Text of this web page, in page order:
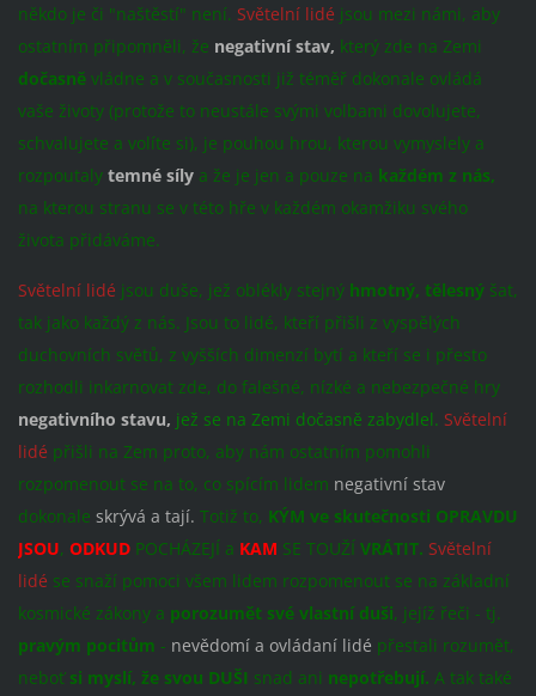
někdo je či "naštěstí" není. Světelní lidé jsou mezi námi, aby
ostatním připomněli, že negativní stav, který zde na Zemi
dočasněvládne a v současnosti již téměř dokonale ovládá
vaše životy (protože to neustále svými volbami dovolujete,
schvalujete a volíte si), je pouhou hrou, kterou vymyslely a
rozpoutaly temné sílya že je jen a pouze na každém z nás,
na kterou stranu se v této hře v každém okamžiku svého
života přidáváme.
Světelní lidé jsou duše, jež oblékly stejný hmotný, tělesnýšat,
tak jako každý z nás. Jsou to lidé, kteří přišli z vyspělých
duchovních světů, z vyšších dimenzí bytí a kteří se i přesto
rozhodli inkarnovat zde, do falešné, nízké a nebezpečné hry
negativního stavu, jež se na Zemi dočasně zabydlel. Světelní
lidé přišli na Zem proto, aby nám ostatním pomohli
rozpomenout se na to, co spícím lidem negativní stav
dokonale skrývá a tají. Totiž to, KÝM ve skutečnosti OPRAVDU
JSOU, ODKUDPOCHÁZEJÍ a KAM SE TOUŽÍVRÁTIT. Světelní
lidé se snaží pomoci všem lidem rozpomenout se na základní
kosmické zákony a porozumět své vlastní duši, jejíž řeči - tj.
pravým pocitům - nevědomí a ovládaní lidé přestali rozumět,
neboťsi myslí, že svou DUŠI snad ani nepotřebují. A tak také